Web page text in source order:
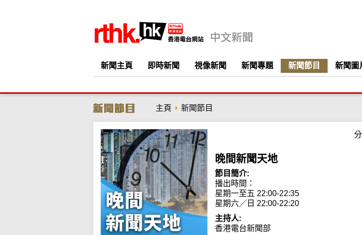
新聞主頁 即時新聞 視像新聞 新聞專題 新聞節目 新聞圖
主頁 新聞節目
晚間新聞天地
節目簡介:
播出時間：
星期一至五 22:00-22:35
星期六／日 22:00-22:20
主持人:
香港電台新聞部